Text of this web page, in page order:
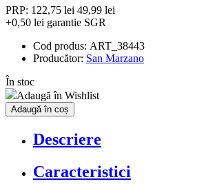
PRP: 122,75 lei 49,99 lei
+0,50 lei garantie SGR
Cod produs: ART_38443
Producător: San Marzano
În stoc
Adaugă în Wishlist
Adaugă în coș
Descriere
Caracteristici